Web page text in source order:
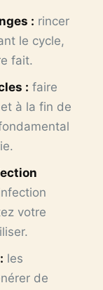
: rincer
le cycle,
fait.
: faire
à la fin de
votre
les
de